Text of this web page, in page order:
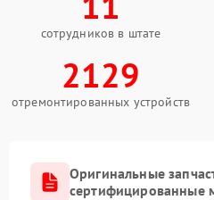
сотрудников в штате
2129
отремонтированных устройств
Оригинальные
сертифицированные